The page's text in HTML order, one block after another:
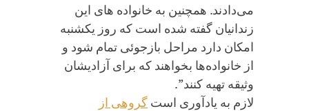
می‌دادند. همچنین به خانواده های این
زندانیان گفته شده است که روز یکشنبه
امکان دارد مراحل بازجوئی تمام شود و
از خانواده‌ها بخواهند که برای آزادیشان
وثیقه تهیه کنند”.
لازم به یادآوری است گروهی از